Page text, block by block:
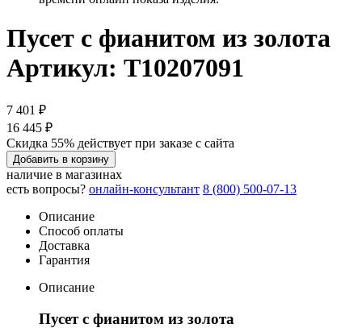
Пусет с фианитом из золота
Артикул: Т10207091
7 401 ₽
16 445 ₽
Скидка 55% действует при заказе с сайта
Добавить в корзину
наличие в магазинах
есть вопросы? онлайн-консультант 8 (800) 500-07-13
Описание
Способ оплаты
Доставка
Гарантия
Описание
Пусет с фианитом из золота